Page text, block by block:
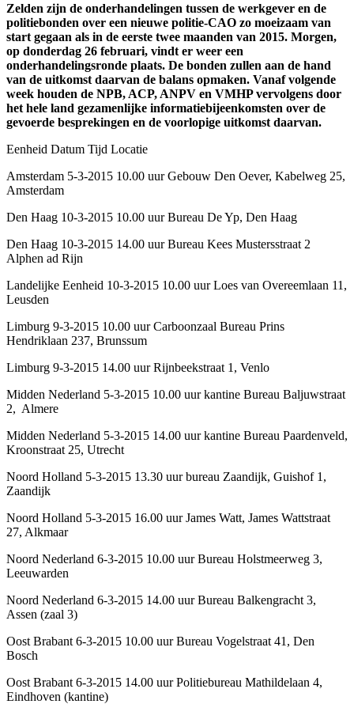
Zelden zijn de onderhandelingen tussen de werkgever en de
politiebonden over een nieuwe politie-CAO zo moeizaam van
start gegaan als in de eerste twee maanden van 2015. Morgen,
op donderdag 26 februari, vindt er weer een
onderhandelingsronde plaats. De bonden zullen aan de hand
van de uitkomst daarvan de balans opmaken. Vanaf volgende
week houden de NPB, ACP, ANPV en VMHP vervolgens door
het hele land gezamenlijke informatiebijeenkomsten over de
gevoerde besprekingen en de voorlopige uitkomst daarvan.
Eenheid Datum Tijd Locatie
Amsterdam 5-3-2015 10.00 uur Gebouw Den Oever, Kabelweg 25,
Amsterdam
Den Haag 10-3-2015 10.00 uur Bureau De Yp, Den Haag
Den Haag 10-3-2015 14.00 uur Bureau Kees Mustersstraat 2
Alphen ad Rijn
Landelijke Eenheid 10-3-2015 10.00 uur Loes van Overeemlaan 11,
Leusden
Limburg 9-3-2015 10.00 uur Carboonzaal Bureau Prins
Hendriklaan 237, Brunssum
Limburg 9-3-2015 14.00 uur Rijnbeekstraat 1, Venlo
Midden Nederland 5-3-2015 10.00 uur kantine Bureau Baljuwstraat
2, Almere
Midden Nederland 5-3-2015 14.00 uur kantine Bureau Paardenveld,
Kroonstraat 25, Utrecht
Noord Holland 5-3-2015 13.30 uur bureau Zaandijk, Guishof 1,
Zaandijk
Noord Holland 5-3-2015 16.00 uur James Watt, James Wattstraat
27, Alkmaar
Noord Nederland 6-3-2015 10.00 uur Bureau Holstmeerweg 3,
Leeuwarden
Noord Nederland 6-3-2015 14.00 uur Bureau Balkengracht 3,
Assen (zaal 3)
Oost Brabant 6-3-2015 10.00 uur Bureau Vogelstraat 41, Den
Bosch
Oost Brabant 6-3-2015 14.00 uur Politiebureau Mathildelaan 4,
Eindhoven (kantine)